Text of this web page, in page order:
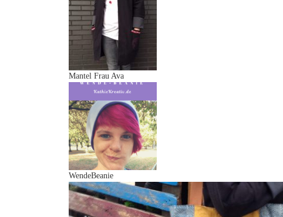
Mantel Frau Ava
WendeBeanie